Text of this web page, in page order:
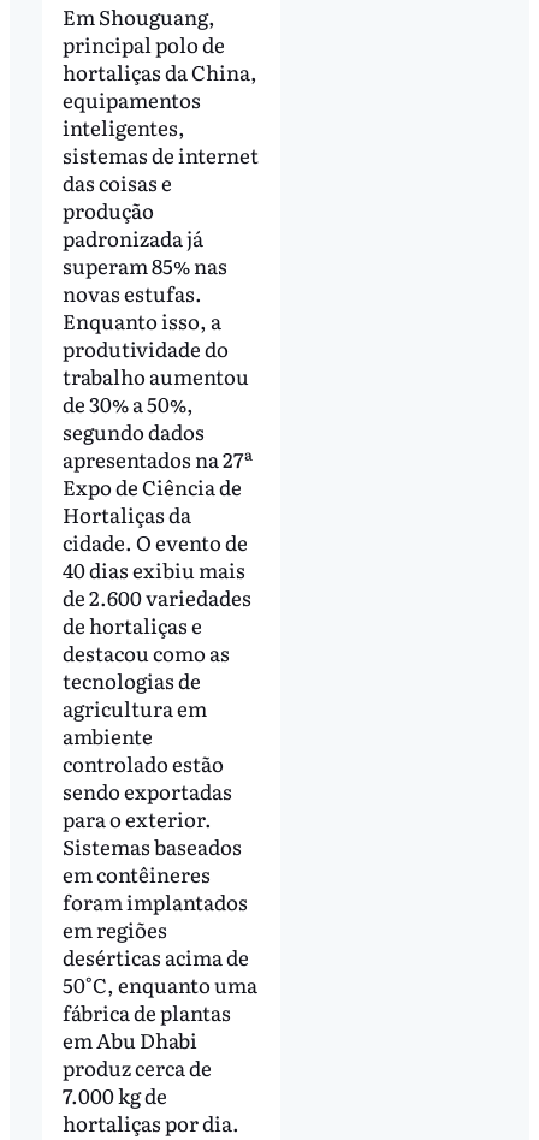
Em Shouguang,
principal polo de
hortaliças da China,
equipamentos
inteligentes,
sistemas de internet
das coisas e
produção
padronizada já
superam 85% nas
novas estufas.
Enquanto isso, a
produtividade do
trabalho aumentou
de 30% a 50%,
segundo dados
apresentados na 27ª
Expo de Ciência de
Hortaliças da
cidade. O evento de
40 dias exibiu mais
de 2.600 variedades
de hortaliças e
destacou como as
tecnologias de
agricultura em
ambiente
controlado estão
sendo exportadas
para o exterior.
Sistemas baseados
em contêineres
foram implantados
em regiões
desérticas acima de
50°C, enquanto uma
fábrica de plantas
em Abu Dhabi
produz cerca de
7.000 kg de
hortaliças por dia.